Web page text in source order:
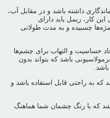
داشته باشد و در مقابل آب،
کار، ریمل باید دارای
چسبیده و به مدت طولانی
حساسیت و التهاب برای چشم‌ها
باشد که بتواند بدون
که به راحتی قابل استفاده باشد و
که با رنگ چشمان شما هماهنگ